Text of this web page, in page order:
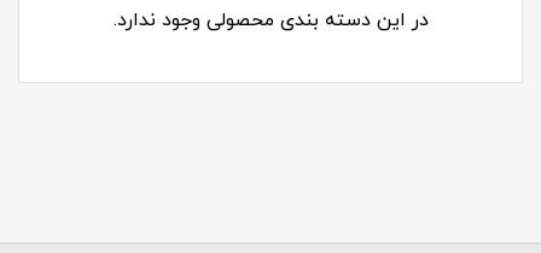
در این دسته بندی محصولی وجود ندارد.